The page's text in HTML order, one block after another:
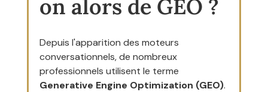
on alors de GEO ?
Depuis l'apparition des moteurs
conversationnels, de nombreux
professionnels utilisent le terme
Generative Engine Optimization (GEO).